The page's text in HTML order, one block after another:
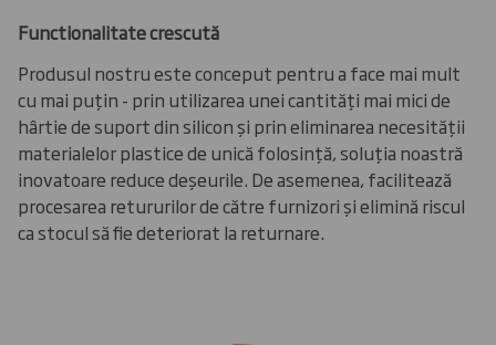
Functionalitate crescută
Produsul nostru este conceput pentru a face mai mult
cu mai puțin - prin utilizarea unei cantități mai mici de
hârtie de suport din silicon și prin eliminarea necesității
materialelor plastice de unică folosință, soluția noastră
inovatoare reduce deșeurile. De asemenea, facilitează
procesarea retururilor de către furnizori și elimină riscul
ca stocul să fie deteriorat la returnare.